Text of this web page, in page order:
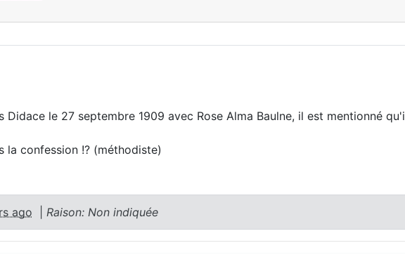
le 27 septembre 1909 avec Rose Alma Baulne, il est mentionné
la confession !? (méthodiste)
ago Raison: Non indiquée